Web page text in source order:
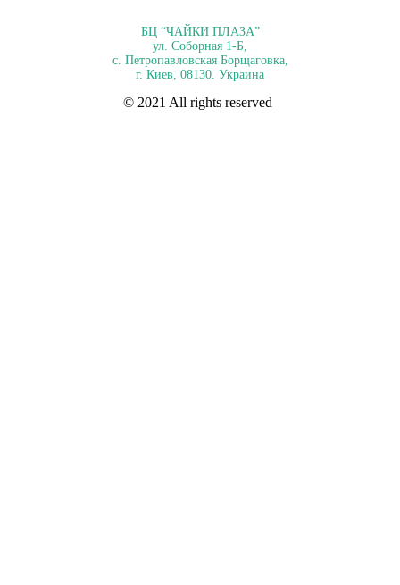
БЦ “ЧАЙКИ ПЛАЗА”
ул. Соборная 1-Б,
с. Петропавловская Борщаговка,
г. Киев, 08130. Украина
© 2021 All rights reserved